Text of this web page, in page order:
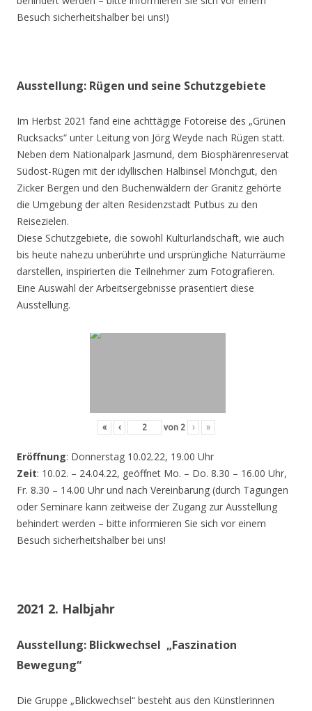
Besuch sicherheitshalber bei uns!)
Ausstellung: Rügen und seine Schutzgebiete
Im Herbst 2021 fand eine achttägige Fotoreise des „Grünen
Rucksacks“ unter Leitung von Jörg Weyde nach Rügen statt.
Neben dem Nationalpark Jasmund, dem Biosphärenreservat
Südost-Rügen mit der idyllischen Halbinsel Mönchgut, den
Zicker Bergen und den Buchenwäldern der Granitz gehörte
die Umgebung der alten Residenzstadt Putbus zu den
Reisezielen.
Diese Schutzgebiete, die sowohl Kulturlandschaft, wie auch
bis heute nahezu unberührte und ursprüngliche Naturräume
darstellen, inspirierten die Teilnehmer zum Fotografieren.
Eine Auswahl der Arbeitsergebnisse präsentiert diese
Ausstellung.
« ‹ von 2 › »
Eröffnung: Donnerstag 10.02.22, 19.00 Uhr
Zeit: 10.02. – 24.04.22, geöffnet Mo. – Do. 8.30 – 16.00 Uhr,
Fr. 8.30 – 14.00 Uhr und nach Vereinbarung (durch Tagungen
oder Seminare kann zeitweise der Zugang zur Ausstellung
behindert werden – bitte informieren Sie sich vor einem
Besuch sicherheitshalber bei uns!
2021 2. Halbjahr
Ausstellung: Blickwechsel „Faszination
Bewegung“
Die Gruppe „Blickwechsel“ besteht aus den Künstlerinnen